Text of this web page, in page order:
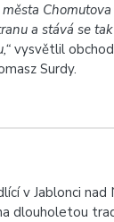
a stává se
vysvětlil
Surdy.
v Jablonci nad
dlouholetou